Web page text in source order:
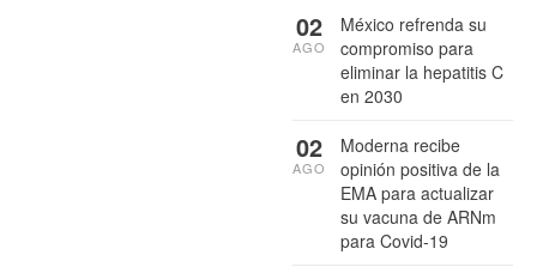
México refrenda su
compromiso para
eliminar la hepatitis C
en 2030
02
AGO
Moderna recibe
opinión positiva de la
EMA para actualizar
su vacuna de ARNm
para Covid-19
02
AGO